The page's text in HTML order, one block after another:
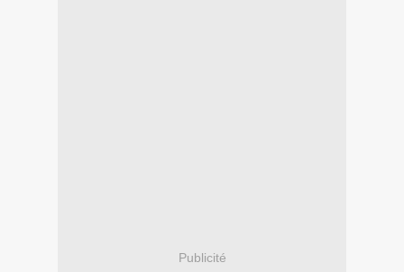
Publicité